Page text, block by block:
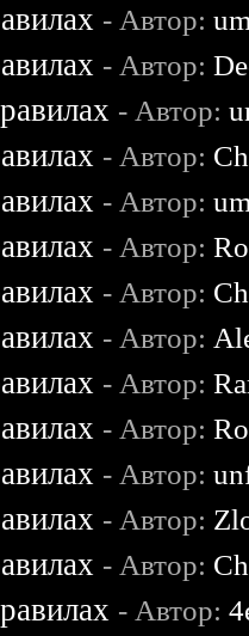
- Автор:
- Автор:
- Автор:
- Автор:
- Автор:
- Автор:
- Автор:
- Автор:
- Автор:
- Автор:
- Автор:
- Автор:
- Автор:
- Автор: